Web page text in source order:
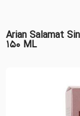
Arian Salamat
150 ML